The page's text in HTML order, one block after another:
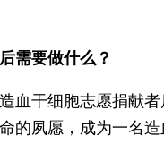
要做什么？
干细胞志愿捐献者
的夙愿，成为一名